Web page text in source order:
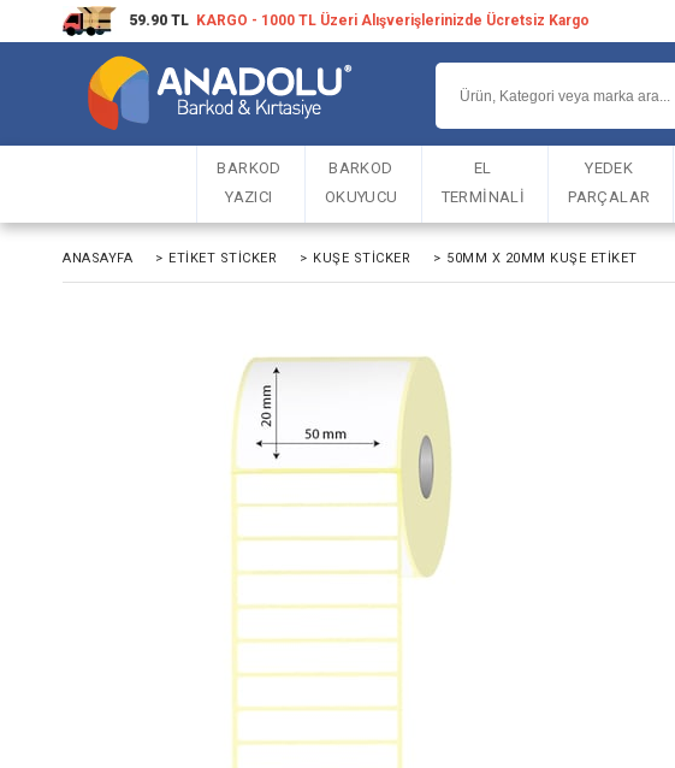
59.90 TL KARGO - 1000 TL Üzeri Alışverişlerinizde Ücretsiz Kargo
BARKOD
YAZICI
BARKOD
OKUYUCU
EL
TERMİNALİ
YEDEK
PARÇALAR
ANASAYFA > ETIKET STICKER > KUŞE STICKER > 50MM X 20MM KUŞE ETIKET